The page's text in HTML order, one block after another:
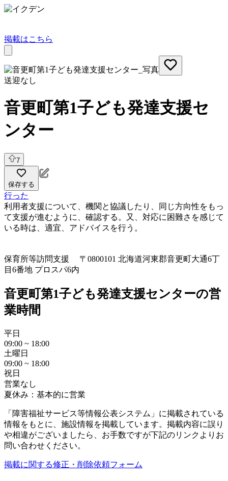
掲載はこちら
送迎なし
音更町第1子ども発達支援セ
ンター
7
保存する
行った
利用者支援について、機関と協議したり、同じ方向性をもっ
て支援が進むように、確認する。又、対応に困難さを感じて
いる時は、適宜、アドバイスを行う。
保育所等訪問支援 〒0800101 北海道河東郡音更町大通6丁
目6番地 プロスパ6内
音更町第1子ども発達支援センターの営
業時間
平日
09:00 ~ 18:00
土曜日
09:00 ~ 18:00
祝日
営業なし
夏休み：基本的に営業
「障害福祉サービス等情報公表システム」に掲載されている
情報をもとに、施設情報を掲載しています。掲載内容に誤り
や相違がございましたら、お手数ですが下記のリンクよりお
問い合わせください。
掲載に関する修正・削除依頼フォーム